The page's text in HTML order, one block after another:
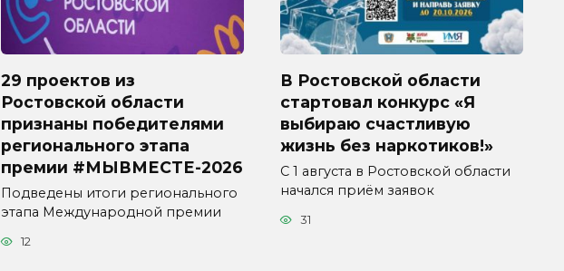
29 проектов из
Ростовской области
признаны победителями
регионального этапа
премии #МЫВМЕСТЕ-2026
Подведены итоги регионального
этапа Международной премии
12
В Ростовской области
стартовал конкурс «Я
выбираю счастливую
жизнь без наркотиков!»
С 1 августа в Ростовской области
начался приём заявок
31